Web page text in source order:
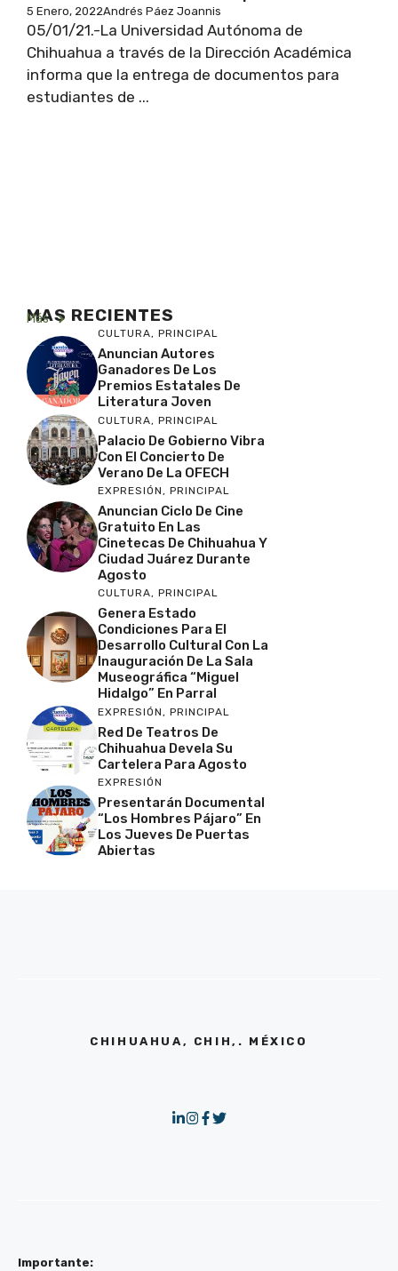
5 Enero, 2022Andrés Páez Joannis
05/01/21.-La Universidad Autónoma de
Chihuahua a través de la Dirección Académica
informa que la entrega de documentos para
estudiantes de ...
MAS RECIENTES
Más
CULTURA, PRINCIPAL
Anuncian Autores
Ganadores De Los
Premios Estatales De
Literatura Joven
CULTURA, PRINCIPAL
Palacio De Gobierno Vibra
Con El Concierto De
Verano De La OFECH
EXPRESIÓN, PRINCIPAL
Anuncian Ciclo De Cine
Gratuito En Las
Cinetecas De Chihuahua Y
Ciudad Juárez Durante
Agosto
CULTURA, PRINCIPAL
Genera Estado
Condiciones Para El
Desarrollo Cultural Con La
Inauguración De La Sala
Museográfica “Miguel
Hidalgo” En Parral
EXPRESIÓN , PRINCIPAL
Red De Teatros De
Chihuahua Devela Su
Cartelera Para Agosto
EXPRESIÓN
Presentarán Documental
“Los Hombres Pájaro” En
Los Jueves De Puertas
Abiertas
CHIHUAHUA, CHIH,. MÉXICO
Importante: